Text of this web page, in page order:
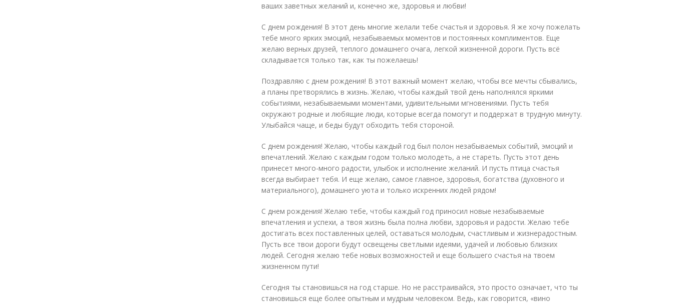
ваших заветных желаний и, конечно же, здоровья и любви!
С днем рождения! В этот день многие желали тебе счастья и здоровья. Я же хочу пожелать
тебе много ярких эмоций, незабываемых моментов и постоянных комплиментов. Еще
желаю верных друзей, теплого домашнего очага, легкой жизненной дороги. Пусть всё
складывается только так, как ты пожелаешь!
Поздравляю с днем рождения! В этот важный момент желаю, чтобы все мечты сбывались,
а планы претворялись в жизнь. Желаю, чтобы каждый твой день наполнялся яркими
событиями, незабываемыми моментами, удивительными мгновениями. Пусть тебя
окружают родные и любящие люди, которые всегда помогут и поддержат в трудную минуту.
Улыбайся чаще, и беды будут обходить тебя стороной.
С днем рождения! Желаю, чтобы каждый год был полон незабываемых событий, эмоций и
впечатлений. Желаю с каждым годом только молодеть, а не стареть. Пусть этот день
принесет много-много радости, улыбок и исполнение желаний. И пусть птица счастья
всегда выбирает тебя. И еще желаю, самое главное, здоровья, богатства (духовного и
материального), домашнего уюта и только искренних людей рядом!
С днем рождения! Желаю тебе, чтобы каждый год приносил новые незабываемые
впечатления и успехи, а твоя жизнь была полна любви, здоровья и радости. Желаю тебе
достигать всех поставленных целей, оставаться молодым, счастливым и жизнерадостным.
Пусть все твои дороги будут освещены светлыми идеями, удачей и любовью близких
людей. Сегодня желаю тебе новых возможностей и еще большего счастья на твоем
жизненном пути!
Сегодня ты становишься на год старше. Но не расстраивайся, это просто означает, что ты
становишься еще более опытным и мудрым человеком. Ведь, как говорится, «вино